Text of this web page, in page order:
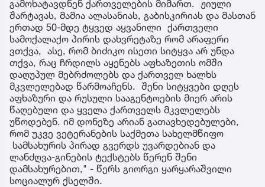
გამოხატავდნენ ქართველების მიმართ. ჟიული
შარტავას, მამია ალასანიას, გაბისკირიას და მასთან
ერთად 50-მდე ტყვედ აყვანილი ქართველი
სამოქალაქო პირის დახვრეტაზე რომ არაფერი
ვთქვა, ასე, რომ ბიძიკო ისეთი სიტყვა არ უნდა
თქვა, რაც ჩრდილს აყენებს აფხაზეთის ომში
დაღუპულ მებრძოლებს და ქართველ ხალხს
მკვლელებად წარმოაჩენს. შენი სიტყვები დღეს
აფხაზური და რუსული სააგენტოების მიერ არის
წაღებული და ყველა ქართველს მკვლელებს
უწოდებენ. იმ დონეზე არიან გათავხედებულები,
რომ უკვე ვეტერანების საქმეთა სახელმწიფო
სამსახურის პირად გვერდს უვარდებიან და
ლანძღვა-გინების ტექსტებს წერენ შენი
დამსახურებით," - წერს გიორგი ყარყარაშვილი
სოციალურ ქსელში.